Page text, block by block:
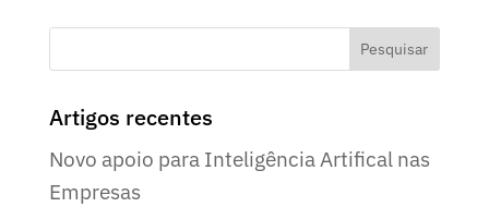
Artigos recentes
Novo apoio para Inteligência Artifical nas
Empresas